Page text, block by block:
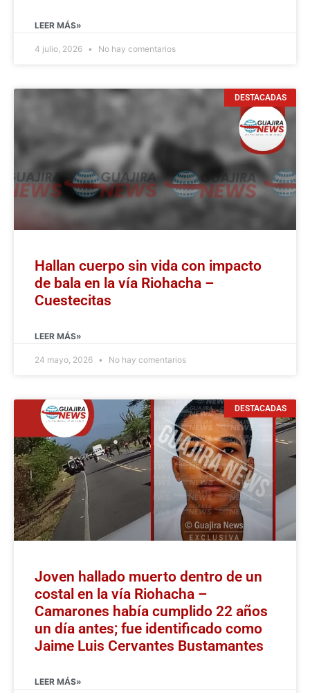
LEER MÁS»
4 julio, 2026 No hay comentarios
DESTACADAS
Hallan cuerpo sin vida con impacto
de bala en la vía Riohacha –
Cuestecitas
LEER MÁS»
24 mayo, 2026 No hay comentarios
DESTACADAS
Joven hallado muerto dentro de un
costal en la vía Riohacha –
Camarones había cumplido 22 años
un día antes; fue identificado como
Jaime Luis Cervantes Bustamantes
LEER MÁS»